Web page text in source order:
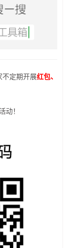
不定期开展红包、
动！